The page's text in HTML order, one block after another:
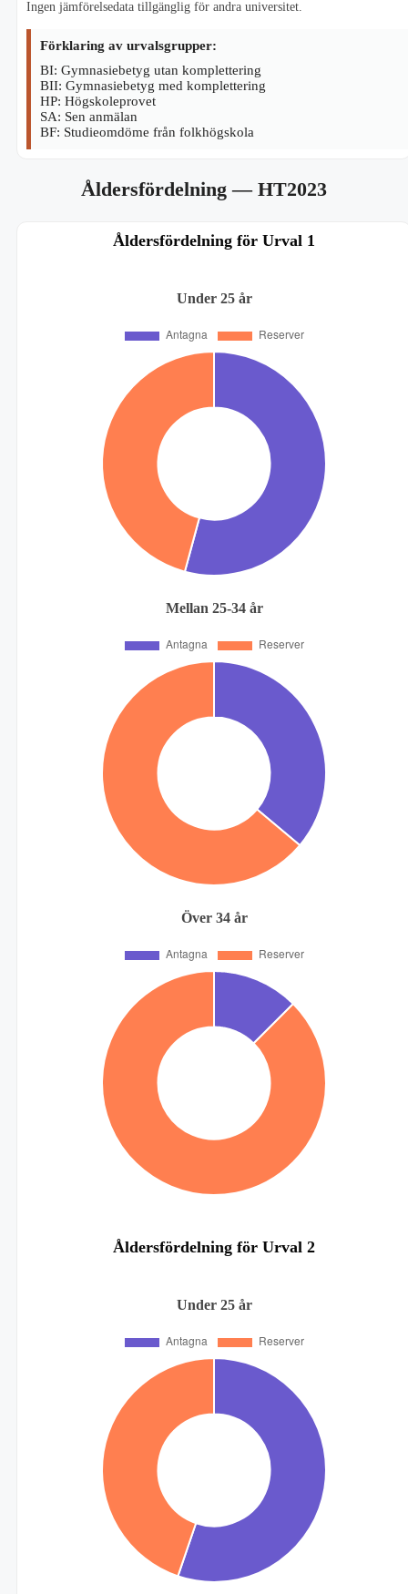
Ingen jämförelsedata tillgänglig för andra universitet.
Förklaring av urvalsgrupper:
BI: Gymnasiebetyg utan komplettering
BII: Gymnasiebetyg med komplettering
HP: Högskoleprovet
SA: Sen anmälan
BF: Studieomdöme från folkhögskola
Åldersfördelning— HT2023
Åldersfördelning för Urval 1
Under 25 år
Mellan 25-34 år
Över 34 år
Åldersfördelning för Urval 2
Under 25 år